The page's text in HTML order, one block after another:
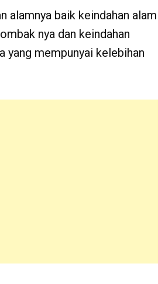
alamnya baik keindahan alam
nya dan keindahan
yang mempunyai kelebihan